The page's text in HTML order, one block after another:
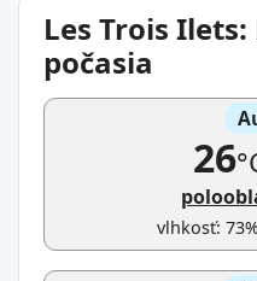
Les Trois
počasia
26
vlhkosť: